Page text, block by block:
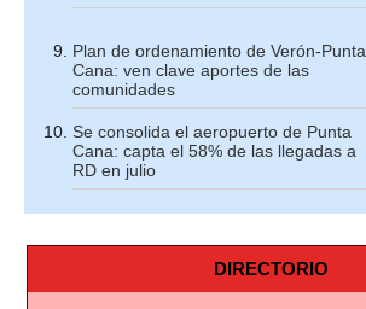
Plan de ordenamiento de Verón-Punta
Cana: ven clave aportes de las
comunidades
Se consolida el aeropuerto de Punta
Cana: capta el 58% de las llegadas a
RD en julio
DIRECTORIO